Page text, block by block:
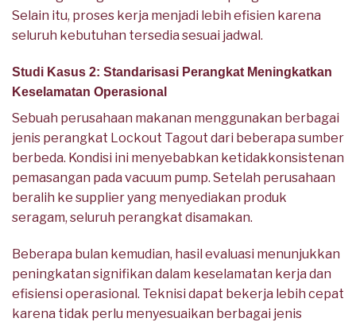
Selain itu, proses kerja menjadi lebih efisien karena
seluruh kebutuhan tersedia sesuai jadwal.
Studi Kasus 2: Standarisasi Perangkat Meningkatkan
Keselamatan Operasional
Sebuah perusahaan makanan menggunakan berbagai
jenis perangkat Lockout Tagout dari beberapa sumber
berbeda. Kondisi ini menyebabkan ketidakkonsistenan
pemasangan pada vacuum pump. Setelah perusahaan
beralih ke supplier yang menyediakan produk
seragam, seluruh perangkat disamakan.
Beberapa bulan kemudian, hasil evaluasi menunjukkan
peningkatan signifikan dalam keselamatan kerja dan
efisiensi operasional. Teknisi dapat bekerja lebih cepat
karena tidak perlu menyesuaikan berbagai jenis